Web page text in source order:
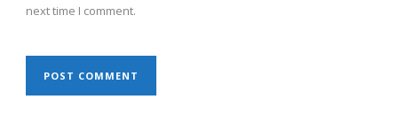
next time I comment.